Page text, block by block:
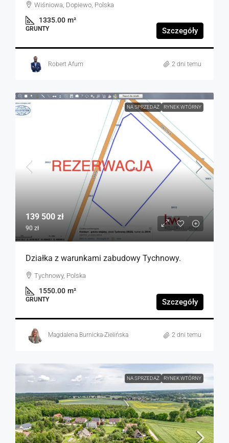
Wiśniowa, Dopiewo, Polska
1335.00 m²
GRUNTY Szczegóły
Robert Afum 2 dni temu
NA SPRZEDAŻ RYNEK WTÓRNY
139 500 zł
90 zł
Działka z warunkami zabudowy Tychnowy.
Tychnowy, Polska
1550.00 m²
GRUNTY Szczegóły
Magdalena Burnicka-Zielińska 2 dni temu
NA SPRZEDAŻ RYNEK WTÓRNY